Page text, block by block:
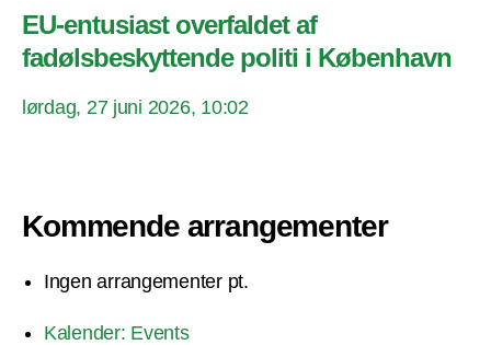
EU-entusiast overfaldet af
fadølsbeskyttende politi i København
lørdag, 27 juni 2026, 10:02
Kommende arrangementer
Ingen arrangementer pt.
Kalender: Events